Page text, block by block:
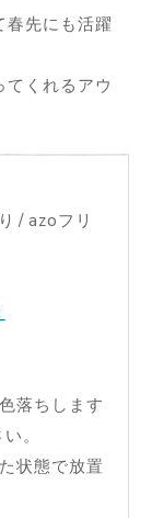
先にも活躍
くれるアウ
/ azoフリ
落ちします
。
状態で放置